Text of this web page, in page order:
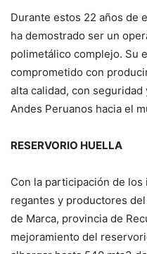
Durante estos 22 años de
ha demostrado ser un
polimetálico complejo. Su
comprometido con
alta calidad, con
Andes Peruanos hacia el
RESERVORIO HUELLA
Con la participación de
regantes y productores
de Marca, provincia de
mejoramiento del